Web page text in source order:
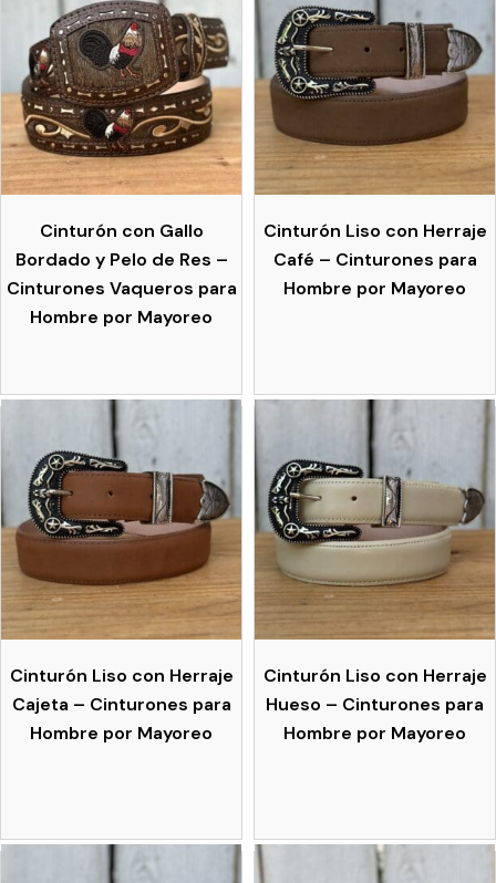
Cinturón con Gallo
Bordado y Pelo de Res –
Cinturones Vaqueros para
Hombre por Mayoreo
Cinturón Liso con Herraje
Café – Cinturones para
Hombre por Mayoreo
Cinturón Liso con Herraje
Cajeta – Cinturones para
Hombre por Mayoreo
Cinturón Liso con Herraje
Hueso – Cinturones para
Hombre por Mayoreo